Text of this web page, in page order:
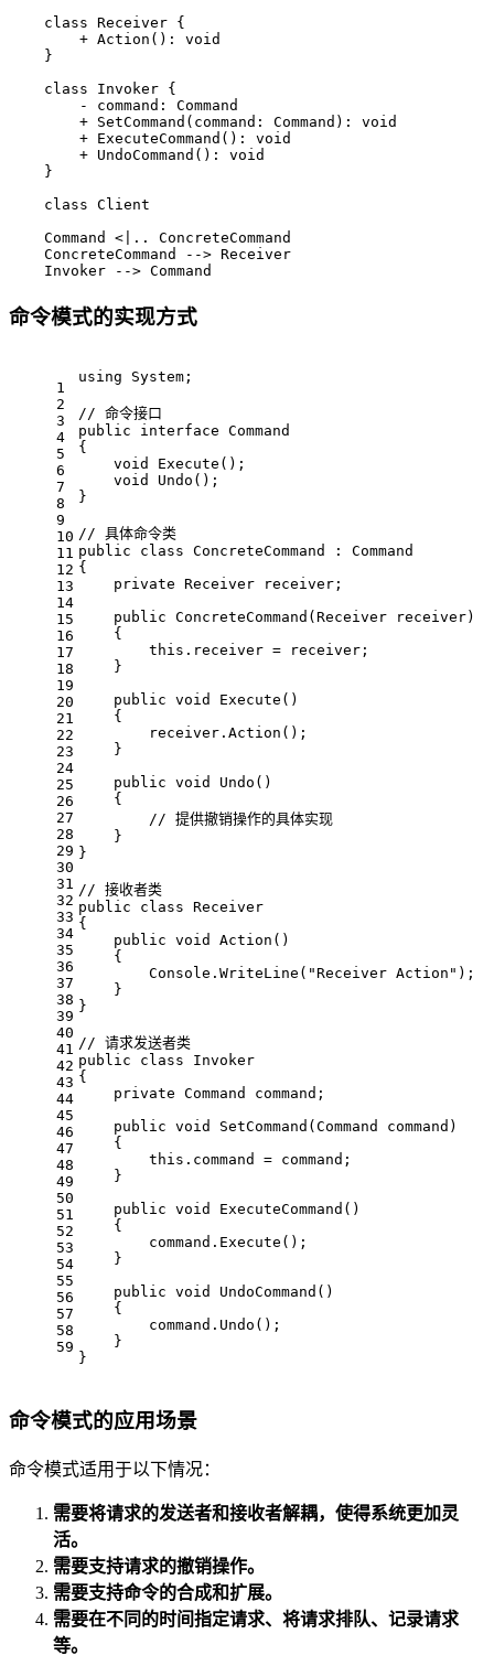
    class Receiver {
        + Action(): void
    }
    class Invoker {
        - command: Command
        + SetCommand(command: Command): void
        + ExecuteCommand(): void
        + UndoCommand(): void
    }
    class Client
    Command <|.. ConcreteCommand
    ConcreteCommand --> Receiver
    Invoker --> Command
命令模式的实现方式
1
2
3
4
5
6
7
8
9
10
11
12
13
14
15
16
17
18
19
20
21
22
23
24
25
26
27
28
29
30
31
32
33
34
35
36
37
38
39
40
41
42
43
44
45
46
47
48
49
50
51
52
53
54
55
56
57
58
59
using System;
// 命令接口
public
interface Command
{
void
Execute () ;
void
Undo () ;
}
// 具体命令类
public
class ConcreteCommand : Command
{
private Receiver receiver;
public ConcreteCommand (Receiver receiver)
    {
this .receiver = receiver;
    }
public void Execute ()
    {
        receiver.Action();
    }
public void Undo ()
    {
// 提供撤销操作的具体实现
    }
}
// 接收者类
public
class Receiver
{
public void Action ()
    {
        Console.WriteLine(
"Receiver Action" );
    }
}
// 请求发送者类
public
class
Invoker
{
private Command command;
public void SetCommand (Command command )
    {
this .command = command;
    }
public void ExecuteCommand ()
    {
        command.Execute();
    }
public void UndoCommand ()
    {
        command.Undo();
    }
}
命令模式的应用场景
命令模式适用于以下情况：
需要将请求的发送者和接收者解耦，使得系统更加灵
活。
需要支持请求的撤销操作。
需要支持命令的合成和扩展。
需要在不同的时间指定请求、将请求排队、记录请求
等。